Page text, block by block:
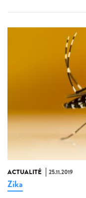
ACTUALITÉ 25.11.2019
Zika